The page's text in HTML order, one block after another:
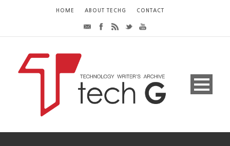
HOME ABOUT TECHG CONTACT